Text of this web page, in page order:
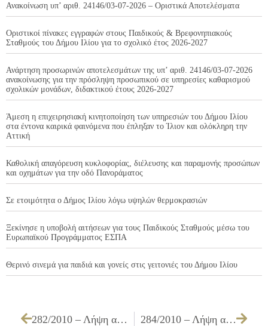
Ανακοίνωση υπ’ αριθ. 24146/03-07-2026 – Οριστικά Αποτελέσματα
Οριστικοί πίνακες εγγραφών στους Παιδικούς & Βρεφονηπιακούς
Σταθμούς του Δήμου Ιλίου για το σχολικό έτος 2026-2027
Ανάρτηση προσωρινών αποτελεσμάτων της υπ’ αριθ. 24146/03-07-2026
ανακοίνωσης για την πρόσληψη προσωπικού σε υπηρεσίες καθαρισμού
σχολικών μονάδων, διδακτικού έτους 2026-2027
Άμεση η επιχειρησιακή κινητοποίηση των υπηρεσιών του Δήμου Ιλίου
στα έντονα καιρικά φαινόμενα που έπληξαν το Ίλιον και ολόκληρη την
Αττική
Καθολική απαγόρευση κυκλοφορίας, διέλευσης και παραμονής προσώπων
και οχημάτων για την οδό Πανοράματος
Σε ετοιμότητα ο Δήμος Ιλίου λόγω υψηλών θερμοκρασιών
Ξεκίνησε η υποβολή αιτήσεων για τους Παιδικούς Σταθμούς μέσω του
Ευρωπαϊκού Προγράμματος ΕΣΠΑ
Θερινό σινεμά για παιδιά και γονείς στις γειτονιές του Δήμου Ιλίου
282/2010 – Λήψη απόφασης για επιβολή προστίμου στον κο ΦΩΤΕΙΝΟΠΟΥΛΟ ΑΓΓΕΛΟ του ΝΙΚΟΛΑΟΥ για παράνομη αφισσορύπανση, σύμφωνα με το άρθρο 24 § 2 του Κανονισμού Καθαριότητας 284/2010 – Λήψη απόφασης για τη χορήγηση χρηματικού βοηθήματος σε οικονομικά αδύνατη οικογένεια του Δήμου Ιλίου, για την αντιμετώπιση έκτατης και σοβαρής ανάγκης